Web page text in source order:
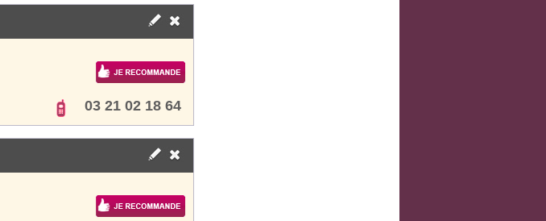
03 21 02 18 64